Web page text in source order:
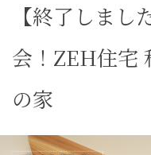
【終了しま
会！ZEH住宅
の家